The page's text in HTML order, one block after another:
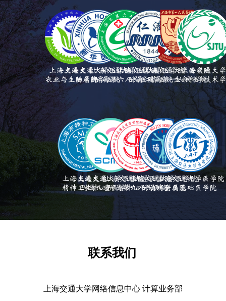
联系我们
上海交通大学网络信息中心 计算业务部